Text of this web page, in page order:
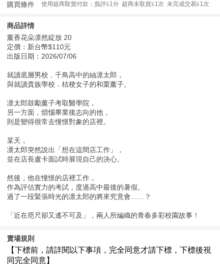
購買條件 使用超商取貨付款：負評≦1分 超商未取貨≦1次 未完成交易≦1次
商品詳情
薰香花朵凛然綻放 20
定價：新台幣$110元
出版日期：2026/07/06
就讀底層男校．千鳥高中的紬凛太郎，
與就讀貴族學校．桔梗女子的和栗薰子。
凛太郎鼓勵薰子考取醫學院，
另一方面，煩惱畢業後志向的他，
則是變得很常去憧憬對象的店裡。
某天，
凛太郎突然說出「想在這間店工作」，
並在店長盧卡面試時展現自己的決心。
然後，他在憧憬的店裡工作，
作為評估實力的考試，度過高中最後的暑假。
過了一段緊張時光的凛太郎的將來究竟會……？
「近在咫尺卻又遙不可及」，兩人所編織的青春多彩校園故事！
賣場規則